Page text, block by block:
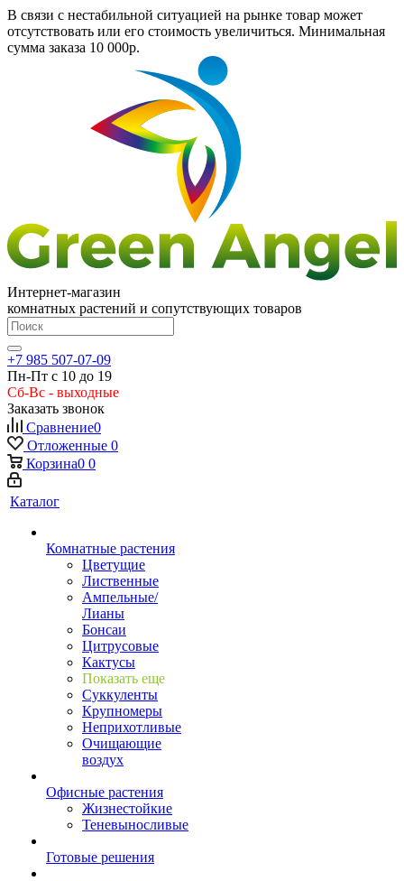
В связи с нестабильной ситуацией на рынке товар может
отсутствовать или его стоимость увеличиться. Минимальная
сумма заказа 10 000р.
Интернет-магазин
комнатных растений и сопутствующих товаров
+7 985 507-07-09
Пн-Пт с 10 до 19
Сб-Вс - выходные
Заказать звонок
Сравнение0
Отложенные 0
Корзина0 0
Каталог
Комнатные растения
Цветущие
Лиственные
Ампельные/
Лианы
Бонсаи
Цитрусовые
Кактусы
Показать еще
Суккуленты
Крупномеры
Неприхотливые
Очищающие
воздух
Офисные растения
Жизнестойкие
Теневыносливые
Готовые решения